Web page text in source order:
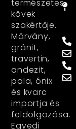
természetes
kövek
szakértője.
Márvány,
gránit,
travertin,
andezit,
pala, ónix
és kvarc
importja és
feldolgozása.
Egyedi